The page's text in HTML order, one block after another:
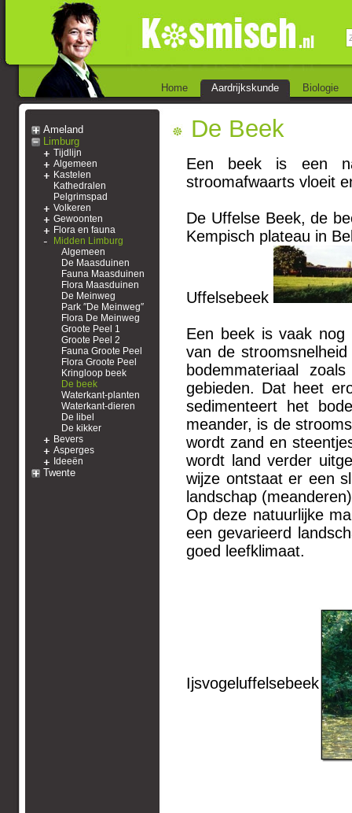
Home Aardrijkskunde Biologie
Ameland
Limburg
Tijdlijn
Algemeen
Kastelen
Kathedralen
Pelgrimspad
Volkeren
Gewoonten
Flora en fauna
Midden Limburg
Algemeen
De Maasduinen
Fauna Maasduinen
Flora Maasduinen
De Meinweg
Park ″De Meinweg″
Flora De Meinweg
Groote Peel 1
Groote Peel 2
Fauna Groote Peel
Flora Groote Peel
Kringloop beek
De beek
Waterkant-planten
Waterkant-dieren
De libel
De kikker
Bevers
Asperges
Ideeën
Twente
De Beek
Een beek is een
stroomafwaarts vloeit
De Uffelse Beek, de
Kempisch plateau in
Uffelsebeek
Een beek is vaak nog
van de
bodemmateriaal
gebieden. Dat heet
sedimenteert het
meander, is de
wordt zand en
wordt land verder
wijze ontstaat er een
landschap
Op deze natuurlijke
een gevarieerd
goed leefklimaat.
Ijsvogeluffelsebeek